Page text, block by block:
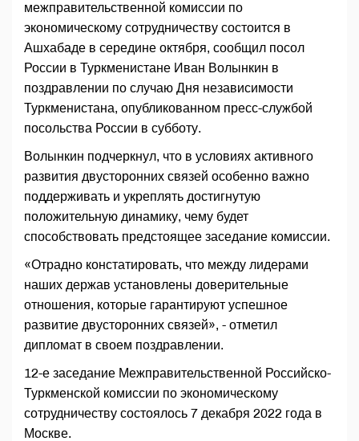
межправительственной комиссии по
экономическому сотрудничеству состоится в
Ашхабаде в середине октября, сообщил посол
России в Туркменистане Иван Волынкин в
поздравлении по случаю Дня независимости
Туркменистана, опубликованном пресс-службой
посольства России в субботу.
Волынкин подчеркнул, что в условиях активного
развития двусторонних связей особенно важно
поддерживать и укреплять достигнутую
положительную динамику, чему будет
способствовать предстоящее заседание комиссии.
«Отрадно констатировать, что между лидерами
наших держав установлены доверительные
отношения, которые гарантируют успешное
развитие двусторонних связей», - отметил
дипломат в своем поздравлении.
12-е заседание Межправительственной Российско-
Туркменской комиссии по экономическому
сотрудничеству состоялось 7 декабря 2022 года в
Москве.